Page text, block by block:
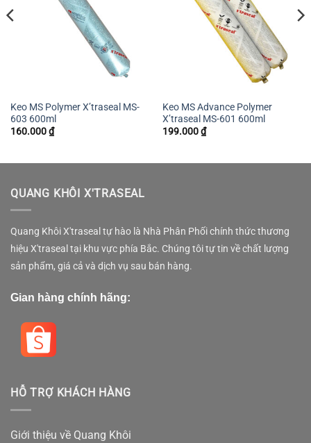
Keo MS Polymer X’traseal MS-
603 600ml
160.000₫
Keo MS Advance Polymer
X’traseal MS-601 600ml
199.000₫
QUANG KHÔI X'TRASEAL
Quang Khôi X'traseal tự hào là Nhà Phân Phối chính thức thương
hiệu X'traseal tại khu vực phía Bắc. Chúng tôi tự tin về chất lượng
sản phẩm, giá cả và dịch vụ sau bán hàng.
Gian hàng chính hãng:
HỖ TRỢ KHÁCH HÀNG
Giới thiệu về Quang Khôi